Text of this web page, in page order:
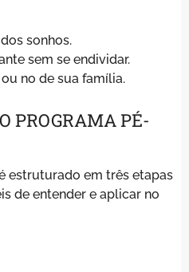
sonhos.
sem se endividar.
no de sua família.
PROGRAMA PÉ-
estruturado em três etapas
de entender e aplicar no